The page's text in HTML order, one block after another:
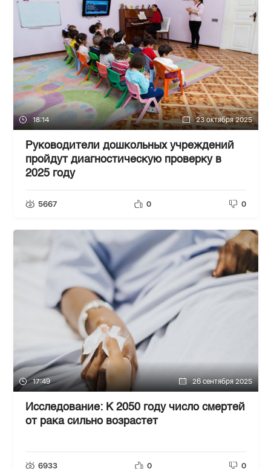
18:14 23 октября 2025
Руководители дошкольных учреждений
пройдут диагностическую проверку в
2025 году
5667 0 0
17:49 26 сентября 2025
Исследование: К 2050 году число смертей
от рака сильно возрастет
6933 0 0